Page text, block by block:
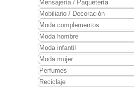
Mensajería / Paquetería
Mobiliario / Decoración
Moda complementos
Moda hombre
Moda infantil
Moda mujer
Perfumes
Reciclaje